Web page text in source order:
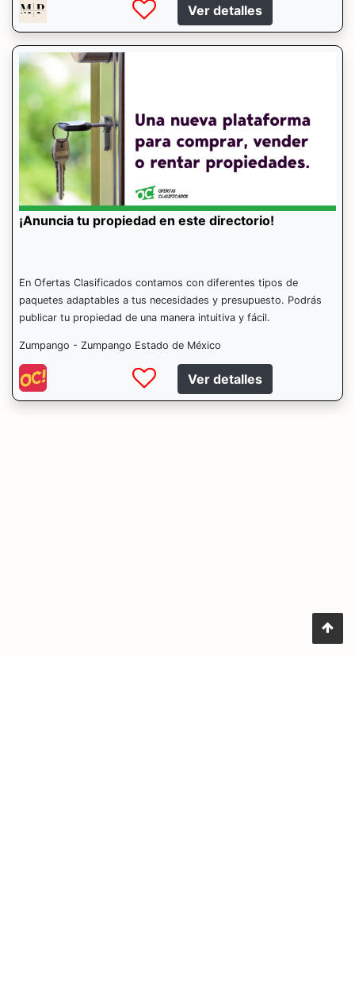
Ver detalles
¡Anuncia tu propiedad en este directorio!
En Ofertas Clasificados contamos con diferentes tipos de
paquetes adaptables a tus necesidades y presupuesto. Podrás
publicar tu propiedad de una manera intuitiva y fácil.
Zumpango - Zumpango Estado de México
Ver detalles